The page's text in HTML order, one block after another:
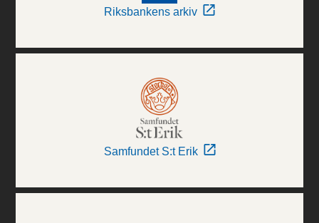
Riksbankens arkiv
Samfundet S:t Erik